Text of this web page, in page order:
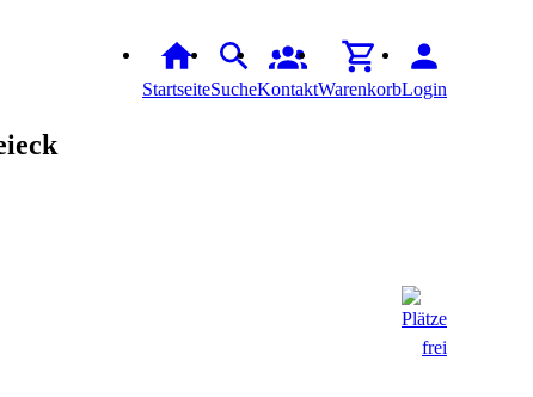
StartseiteSucheKontaktWarenkorbLogin